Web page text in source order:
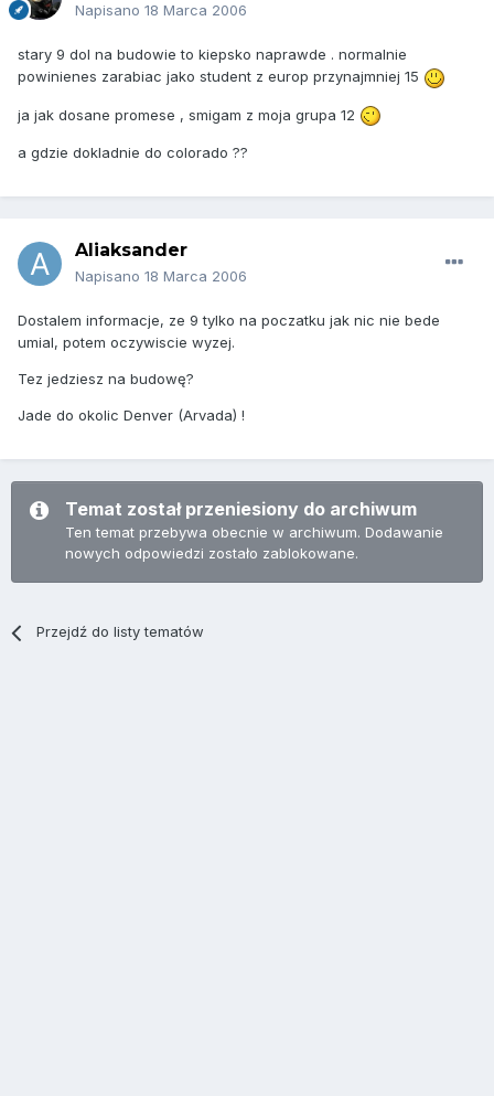
Napisano 18 Marca 2006
stary 9 dol na budowie to kiepsko naprawde . normalnie
powinienes zarabiac jako student z europ przynajmniej 15
ja jak dosane promese , smigam z moja grupa 12
a gdzie dokladnie do colorado ??
Aliaksander
Napisano 18 Marca 2006
Dostalem informacje, ze 9 tylko na poczatku jak nic nie bede
umial, potem oczywiscie wyzej.
Tez jedziesz na budowę?
Jade do okolic Denver (Arvada) !
Temat został przeniesiony do archiwum
Ten temat przebywa obecnie w archiwum. Dodawanie
nowych odpowiedzi zostało zablokowane.
Przejdź do listy tematów